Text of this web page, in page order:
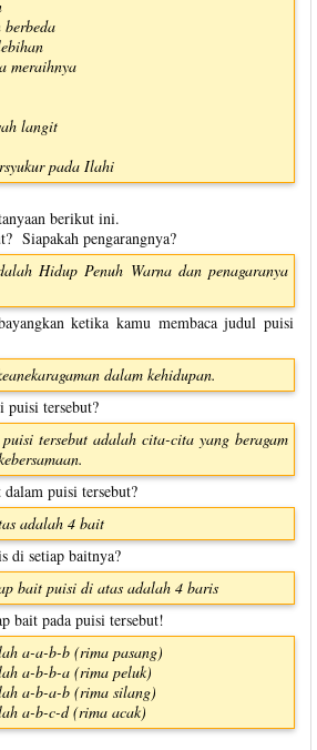
meraihnya
langit
pada Ilahi
berikut ini.
Siapakah pengarangnya?
Hidup Penuh Warna dan penagaranya
ketika kamu membaca judul puisi
dalam kehidupan.
puisi tersebut?
tersebut adalah cita-cita yang beragam
puisi tersebut?
adalah 4 bait
di setiap baitnya?
bait puisi di atas adalah 4 baris
bait pada puisi tersebut!
a-a-b-b (rima pasang)
a-b-b-a (rima peluk)
a-b-a-b (rima silang)
a-b-c-d (rima acak)